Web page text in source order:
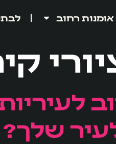
אומנות רחוב
שלך?